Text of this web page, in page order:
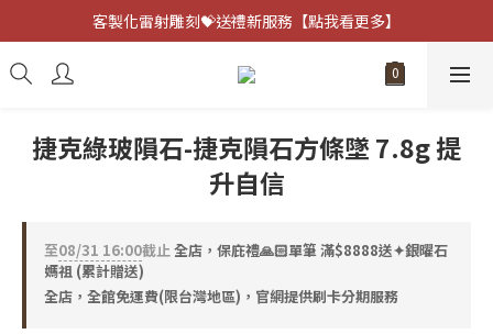
客製化雷射雕刻💝送禮新服務【點我看更多】
客製化雷射雕刻💝送禮新服務【點我看更多】
避邪防小人⚡指定黑曜石 任選兩件75折
捷克綠玻隕石-捷克隕石方條墜 7.8g 提
升自信
至08/31 16:00截止全店，保庇禮🙏🏻單筆 滿$8888送✦銀曜石
媽祖 (累計贈送)
全店，全館免運費(限台灣地區)，官網提供刷卡分期服務